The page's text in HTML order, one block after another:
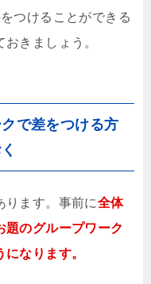
つけることができる
きましょう。
で差をつける方
ります。事前に全体
題のグループワーク
なります。